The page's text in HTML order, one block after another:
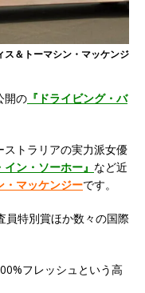
ス＆トーマシン・マッケンジ
開の 『ドライビング・バ
トラリアの実力派女優
イン・ソーホー』 など近
・マッケンジーです。
員特別賞ほか数々の国際
フレッシュという高